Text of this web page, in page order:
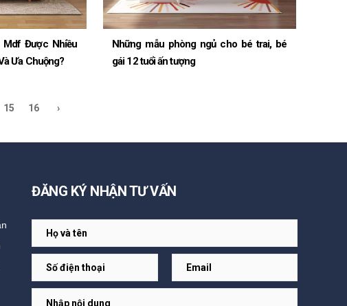
Mdf Được Nhiều
Ưa Chuộng?
Những mẫu phòng ngủ cho bé trai, bé
gái 12 tuổi ấn tượng
15 16 ›
ĐĂNG KÝ NHẬN TƯ VẤN